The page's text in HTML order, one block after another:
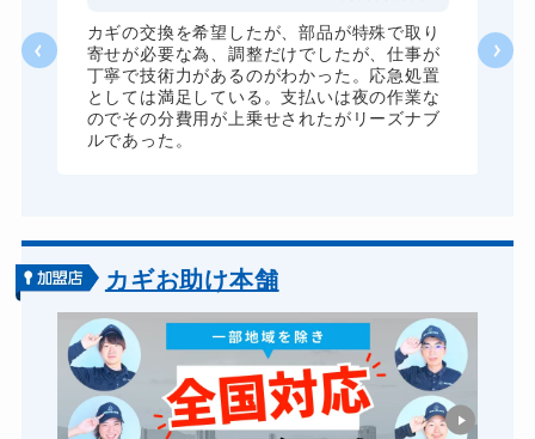
11,000円～(税込)
カギの交換を希望したが、部品が特殊で取り
寄せが必要な為、調整だけでしたが、仕事が
丁寧で技術力があるのがわかった。応急処置
としては満足している。支払いは夜の作業な
のでその分費用が上乗せされたがリーズナブ
ルであった。
カギお助け本舗